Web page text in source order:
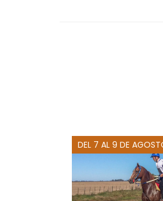
DEL 7 AL 9 DE